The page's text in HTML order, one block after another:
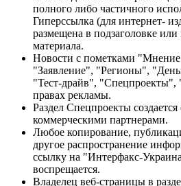
полного либо частичного
Гиперссылка (для интернет-
размещена в подзаголовке или
материала.
Новости с пометками
"Заявление", "Регионы",
"Тест-драйв",
правах рекламы.
Раздел Спецпроекты создается
коммерческими партнерами.
Любое копирование,
другое распространение
ссылку на "Интерфакс-
воспрещается.
Владелец веб-страницы в